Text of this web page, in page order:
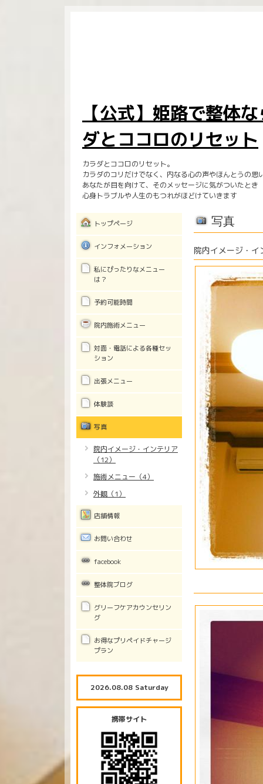
【公式】姫路で整体
ダとココロのリセット
カラダとココロのリセット。
カラダのコリだけでなく、内なる心の声やほんとうの思
あなたが目を向けて、そのメッセージに気がついたとき
心身トラブルや人生のもつれがほどけていきます
写真
院内イメージ・イ
トップページ
インフォメーション
私にぴったりなメニュー
は？
予約可能時間
院内施術メニュー
対面・電話による各種セッ
ション
出張メニュー
体験談
写真
院内イメージ・インテリア
（12）
施術メニュー（4）
外観（1）
店舗情報
お問い合わせ
facebook
整体院ブログ
グリーフケアカウンセリン
グ
お得なプリペイドチャージ
プラン
2026.08.08 Saturday
携帯サイト